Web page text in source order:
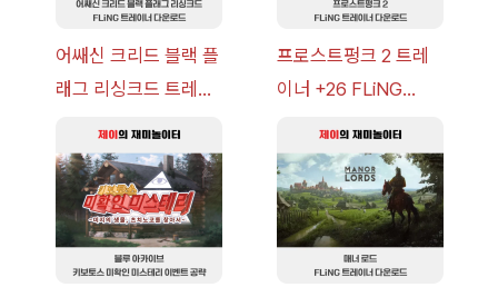
어쌔신 크리드 블랙 플
래그 리싱크드 트레이
v1.0+] 다운로드
프로스트펑크 2 트레
이너 +26 FLiNG
드